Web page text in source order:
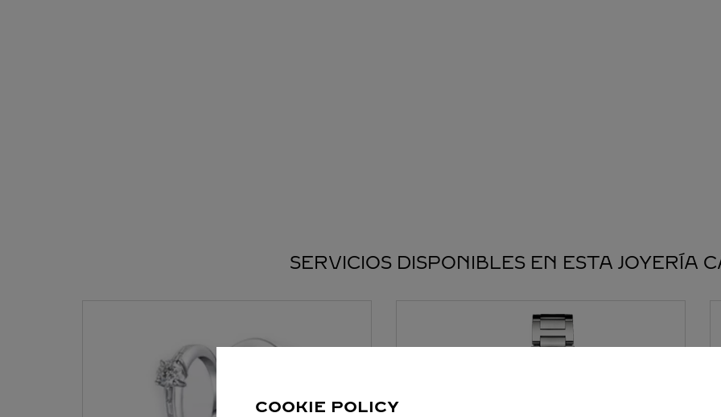
SERVICIOS DISPONIBLES EN ESTA JOYERÍA
COOKIE POLICY